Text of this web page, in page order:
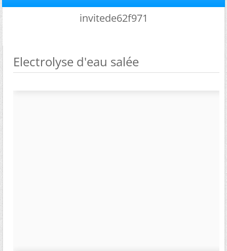
invitede62f971
Electrolyse d'eau salée